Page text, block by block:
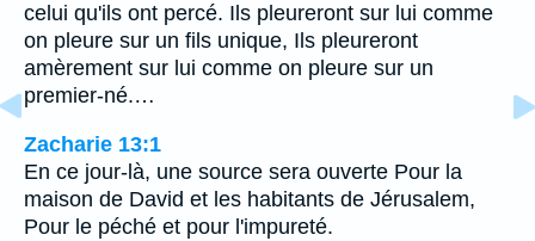
celui qu'ils ont percé. Ils pleureront sur lui comme
on pleure sur un fils unique, Ils pleureront
amèrement sur lui comme on pleure sur un
premier-né.…
Zacharie 13:1
En ce jour-là, une source sera ouverte Pour la
maison de David et les habitants de Jérusalem,
Pour le péché et pour l'impureté.